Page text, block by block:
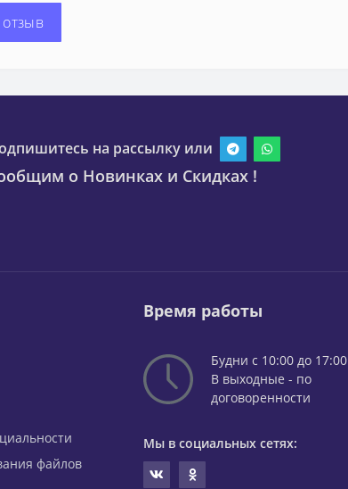
на рассылку или
о Новинках и Скидках !
файлов
Время работы
Будни с 10:00 до 17:00
В выходные - по
договоренности
Мы в социальных сетях: